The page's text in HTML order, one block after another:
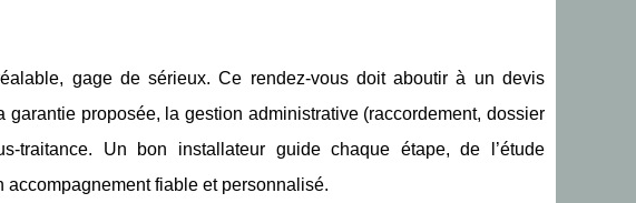
gage de sérieux. Ce rendez-vous doit aboutir à un devis
proposée, la gestion administrative (raccordement, dossier
traitance. Un bon installateur guide chaque étape, de l’étude
accompagnement fiable et personnalisé.